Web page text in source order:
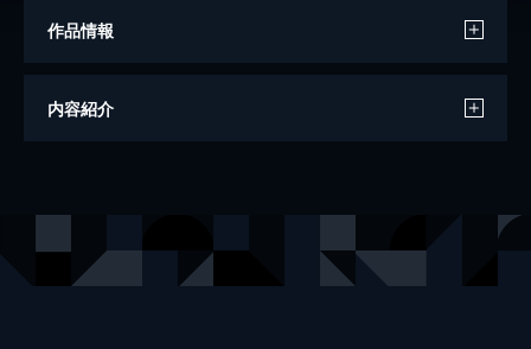
作品情報
原作
レーベル アクションコミックス
内容紹介